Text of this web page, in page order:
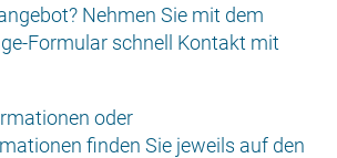
Nehmen Sie mit dem
Formular schnell Kontakt mit
oder
finden Sie jeweils auf den